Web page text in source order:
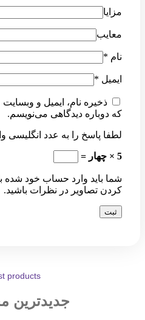
مزایا
معایب
نام *
ایمیل *
ذخیره نام، ایمیل و
که دوباره دیدگاهی می‌نویسم.
لطفا پاسخ را به عدد انگلیسی
5 × چهار =
شما باید وارد حساب خود شده
کردن تصاویر در نظرات باشید.
products
جدیدترین